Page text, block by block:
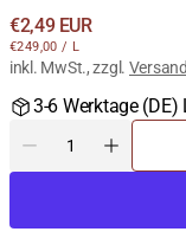
Regulärer
Preis
€2,49 EUR
STÜCKPREIS
€249,00 / PRO
L
inkl. MwSt., zzgl. Versand
3-6 Werktage (DE)
Menge
für
Menge
für